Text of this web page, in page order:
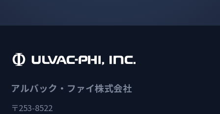
アルバック・ファイ株式会社
〒253-8522